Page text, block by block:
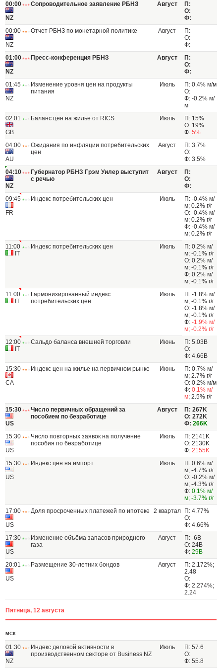
00:00
NZ
Сопроводительное заявление РБНЗ Август
П:
О:
Ф:
00:00
NZ
Отчет РБНЗ по монетарной политике Август
П:
О:
Ф:
01:00
NZ
Пресс-конференция РБНЗ Август
П:
О:
Ф:
01:45
NZ
Изменение уровня цен на продукты
питания
Июль
П: 0.4% м/м
О:
Ф: -0.2% м/
м
02:01
GB
Баланс цен на жилье от RICS Июль
П: 15%
О: 19%
Ф: 5%
04:00
AU
Ожидания по инфляции потребительских
цен
Август
П: 3.7%
О:
Ф: 3.5%
04:10
NZ
Губернатор РБНЗ Грэм Уилер выступит
с речью
Август
П:
О:
Ф:
09:45
FR
Индекс потребительских цен Июль
П: -0.4% м/
м; 0.2% г/г
О: -0.4% м/
м; 0.2% г/г
Ф: -0.4% м/
м; 0.2% г/г
11:00
IT
Индекс потребительских цен Июль
П: 0.2% м/
м; -0.1% г/г
О: 0.2% м/
м; -0.1% г/г
Ф: 0.2% м/
м; -0.1% г/г
11:00
IT
Гармонизированный индекс
потребительских цен
Июль
П: -1.8% м/
м; -0.1% г/г
О: -1.8% м/
м; -0.1% г/г
Ф: -1.9% м/
м; -0.2% г/г
12:00
IT
Сальдо баланса внешней торговли Июнь
П: 5.03B
О:
Ф: 4.66B
15:30
CA
Индекс цен на жилье на первичном рынке Июнь
П: 0.7% м/
м; 2.7% г/г
О: 0.2% м/м
Ф: 0.1% м/
м; 2.5% г/г
15:30
US
Число первичных обращений за
пособием по безработице
Август
П: 267K
О: 272K
Ф: 266K
15:30
US
Число повторных заявок на получение
пособия по безработице
Июль
П: 2141K
О: 2130K
Ф: 2155K
15:30
US
Индекс цен на импорт Июль
П: 0.6% м/
м; -4.7% г/г
О: -0.2% м/
м; -4.3% г/г
Ф: 0.1% м/
м; -3.7% г/г
17:00
US
Доля просроченных платежей по ипотеке 2 квартал
П: 4.77%
О:
Ф: 4.66%
17:30
US
Изменение объёма запасов природного
газа
Август
П: -6B
О: 24B
Ф: 29B
20:01
US
Размещение 30-летних бондов Август
П: 2.172%;
2.48
О:
Ф: 2.274%;
2.24
Пятница, 12 августа
МСК
01:30
NZ
Индекс деловой активности в
производственном секторе от Business NZ
Июль
П: 57.6
О:
Ф: 55.8